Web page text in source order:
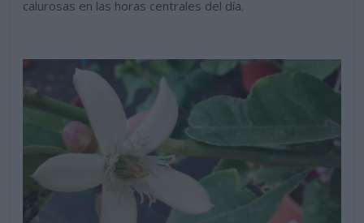
calurosas en las horas centrales del día.